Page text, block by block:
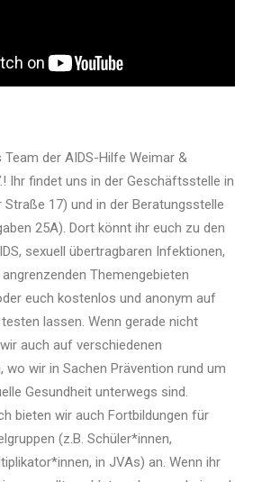
Team der AIDS-Hilfe Weimar &
Ihr findet uns in der Geschäftsstelle in
17) und in der Beratungsstelle
25A). Dort könnt ihr euch zu den
sexuell übertragbaren Infektionen,
Themengebieten
euch kostenlos und anonym auf
lassen. Wenn gerade nicht
auch auf verschiedenen
wo wir in Sachen Prävention rund um
Gesundheit unterwegs sind.
bieten wir auch Fortbildungen für
(z.B. Schüler*innen,
in JVAs) an. Wenn ihr